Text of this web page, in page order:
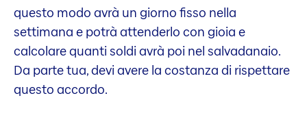
questo modo avrà un giorno fisso nella
settimana e potrà attenderlo con gioia e
calcolare quanti soldi avrà poi nel salvadanaio.
Da parte tua, devi avere la costanza di rispettare
questo accordo.